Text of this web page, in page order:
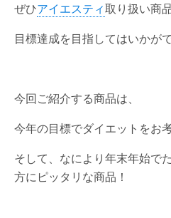
ぜひアイエスティ取り扱い商
目標達成を目指してはいかが
今回ご紹介する商品は、
今年の目標でダイエットをお
そして、なにより年末年始で
方にピッタリな商品！